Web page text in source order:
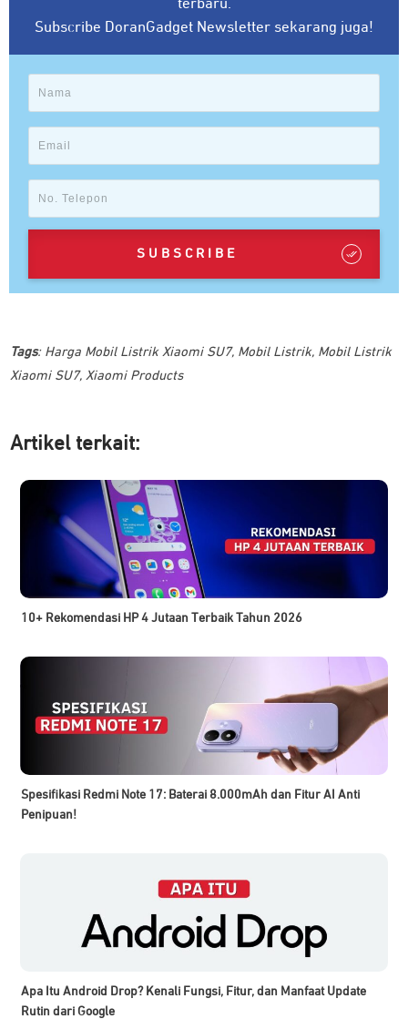
terbaru.
Subscribe DoranGadget Newsletter sekarang juga!
SUBSCRIBE
Tags: Harga Mobil Listrik Xiaomi SU7, Mobil Listrik, Mobil Listrik
Xiaomi SU7, Xiaomi Products
Artikel terkait:
10+ Rekomendasi HP 4 Jutaan Terbaik Tahun 2026
Spesifikasi Redmi Note 17: Baterai 8.000mAh dan Fitur AI Anti
Penipuan!
Apa Itu Android Drop? Kenali Fungsi, Fitur, dan Manfaat Update
Rutin dari Google